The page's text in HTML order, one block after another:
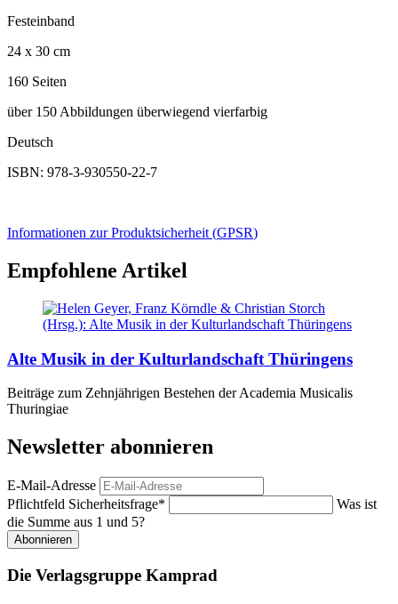
Festeinband
24 x 30 cm
160 Seiten
über 150 Abbildungen überwiegend vierfarbig
Deutsch
ISBN: 978-3-930550-22-7
Informationen zur Produktsicherheit (GPSR)
Empfohlene Artikel
Alte Musik in der Kulturlandschaft Thüringens
Beiträge zum Zehnjährigen Bestehen der Academia Musicalis
Thuringiae
Newsletter abonnieren
E-Mail-Adresse
Pflichtfeld Sicherheitsfrage*
Was ist
die Summe aus 1 und 5?
Abonnieren
Die Verlagsgruppe Kamprad